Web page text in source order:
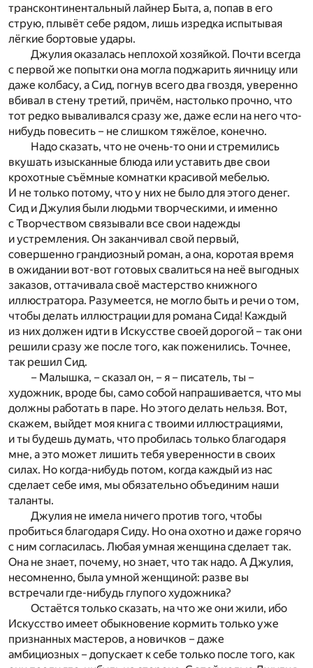
трансконтинентальный лайнер Быта, а, попав в его
струю, плывёт себе рядом, лишь изредка испытывая
лёгкие бортовые удары.
Джулия оказалась неплохой хозяйкой. Почти всегда
с первой же попытки она могла поджарить яичницу или
даже колбасу, а Сид, погнув всего два гвоздя, уверенно
вбивал в стену третий, причём, настолько прочно, что
тот редко вываливался сразу же, даже если на него что-
нибудь повесить – не слишком тяжёлое, конечно.
Надо сказать, что не очень-то они и стремились
вкушать изысканные блюда или уставить две свои
крохотные съёмные комнатки красивой мебелью.
И не только потому, что у них не было для этого денег.
Сид и Джулия были людьми творческими, и именно
с Творчеством связывали все свои надежды
и устремления. Он заканчивал свой первый,
совершенно грандиозный роман, а она, коротая время
в ожидании вот-вот готовых свалиться на неё выгодных
заказов, оттачивала своё мастерство книжного
иллюстратора. Разумеется, не могло быть и речи о том,
чтобы делать иллюстрации для романа Сида! Каждый
из них должен идти в Искусстве своей дорогой – так они
решили сразу же после того, как поженились. Точнее,
так решил Сид.
– Малышка, – сказал он, – я – писатель, ты –
художник, вроде бы, само собой напрашивается, что мы
должны работать в паре. Но этого делать нельзя. Вот,
скажем, выйдет моя книга с твоими иллюстрациями,
и ты будешь думать, что пробилась только благодаря
мне, а это может лишить тебя уверенности в своих
силах. Но когда-нибудь потом, когда каждый из нас
сделает себе имя, мы обязательно объединим наши
таланты.
Джулия не имела ничего против того, чтобы
пробиться благодаря Сиду. Но она охотно и даже горячо
с ним согласилась. Любая умная женщина сделает так.
Она не знает, почему, но знает, что так надо. А Джулия,
несомненно, была умной женщиной: разве вы
встречали где-нибудь глупого художника?
Остаётся только сказать, на что же они жили, ибо
Искусство имеет обыкновение кормить только уже
признанных мастеров, а новичков – даже
амбициозных – допускает к себе только после того, как